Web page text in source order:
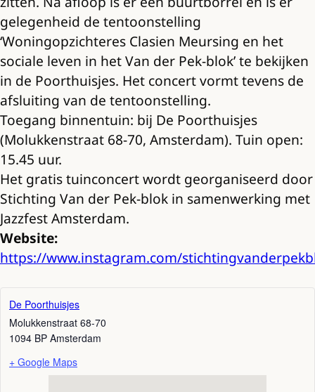
gelegenheid de tentoonstelling
‘Woningopzichteres Clasien Meursing en het
sociale leven in het Van der Pek-blok’ te bekijken
in de Poorthuisjes. Het concert vormt tevens de
afsluiting van de tentoonstelling.
Toegang binnentuin: bij De Poorthuisjes
(Molukkenstraat 68-70, Amsterdam). Tuin open:
15.45 uur.
Het gratis tuinconcert wordt georganiseerd door
Stichting Van der Pek-blok in samenwerking met
Jazzfest Amsterdam.
Website:
https://www.instagram.com/
De Poorthuisjes
Molukkenstraat 68-70
1094 BP Amsterdam
+ Google Maps